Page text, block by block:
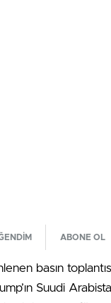
ABONE OL
basın
Suudi